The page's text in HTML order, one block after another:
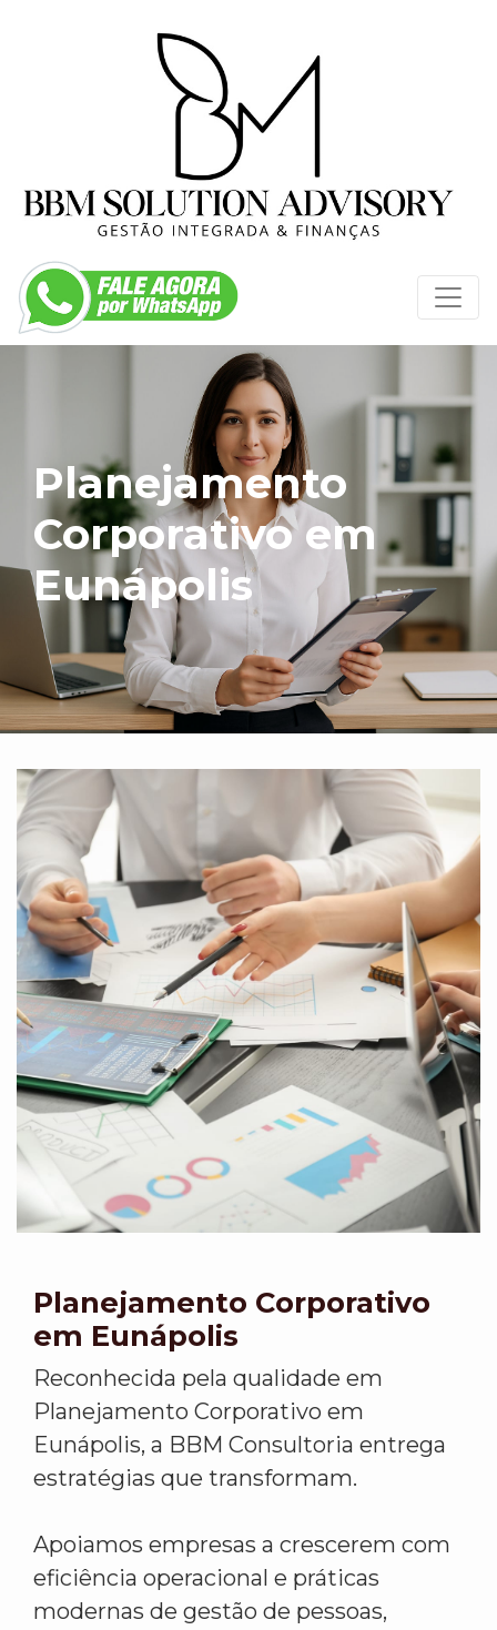
Planejamento
Corporativo em
Eunápolis
Planejamento Corporativo
em Eunápolis
Reconhecida pela qualidade em
Planejamento Corporativo em
Eunápolis, a BBM Consultoria entrega
estratégias que transformam.
Apoiamos empresas a crescerem com
eficiência operacional e práticas
modernas de gestão de pessoas,